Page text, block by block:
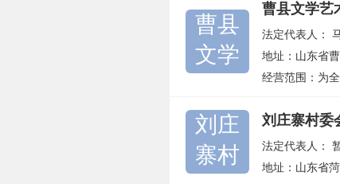
曹县
文学
曹县文学艺
法定代表人：
地址：山东省
经营范围：为
刘庄
寨村
刘庄寨村委
法定代表人：
地址：山东省